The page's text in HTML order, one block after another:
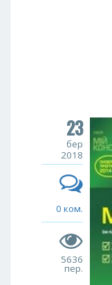
23
бер
2018
0 ком.
5636
пер.